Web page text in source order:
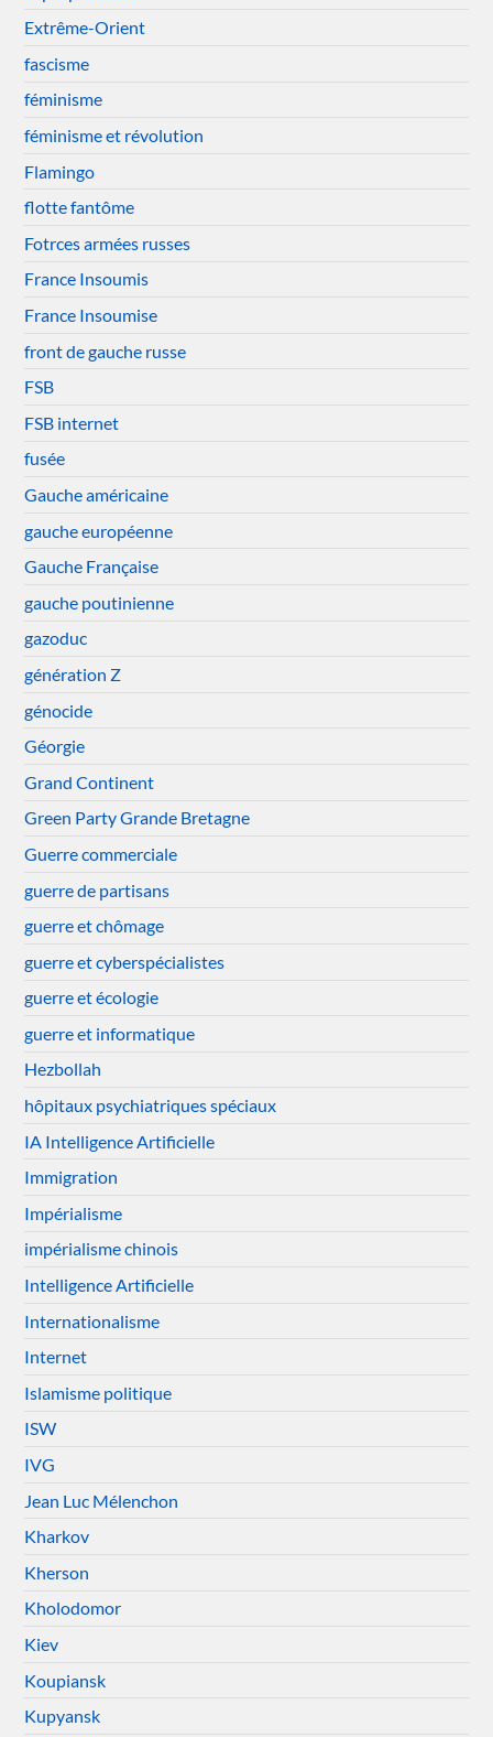
Extrême-Orient
fascisme
féminisme
féminisme et révolution
Flamingo
flotte fantôme
Fotrces armées russes
France Insoumis
France Insoumise
front de gauche russe
FSB
FSB internet
fusée
Gauche américaine
gauche européenne
Gauche Française
gauche poutinienne
gazoduc
génération Z
génocide
Géorgie
Grand Continent
Green Party Grande Bretagne
Guerre commerciale
guerre de partisans
guerre et chômage
guerre et cyberspécialistes
guerre et écologie
guerre et informatique
Hezbollah
hôpitaux psychiatriques spéciaux
IA Intelligence Artificielle
Immigration
Impérialisme
impérialisme chinois
Intelligence Artificielle
Internationalisme
Internet
Islamisme politique
ISW
IVG
Jean Luc Mélenchon
Kharkov
Kherson
Kholodomor
Kiev
Koupiansk
Kupyansk